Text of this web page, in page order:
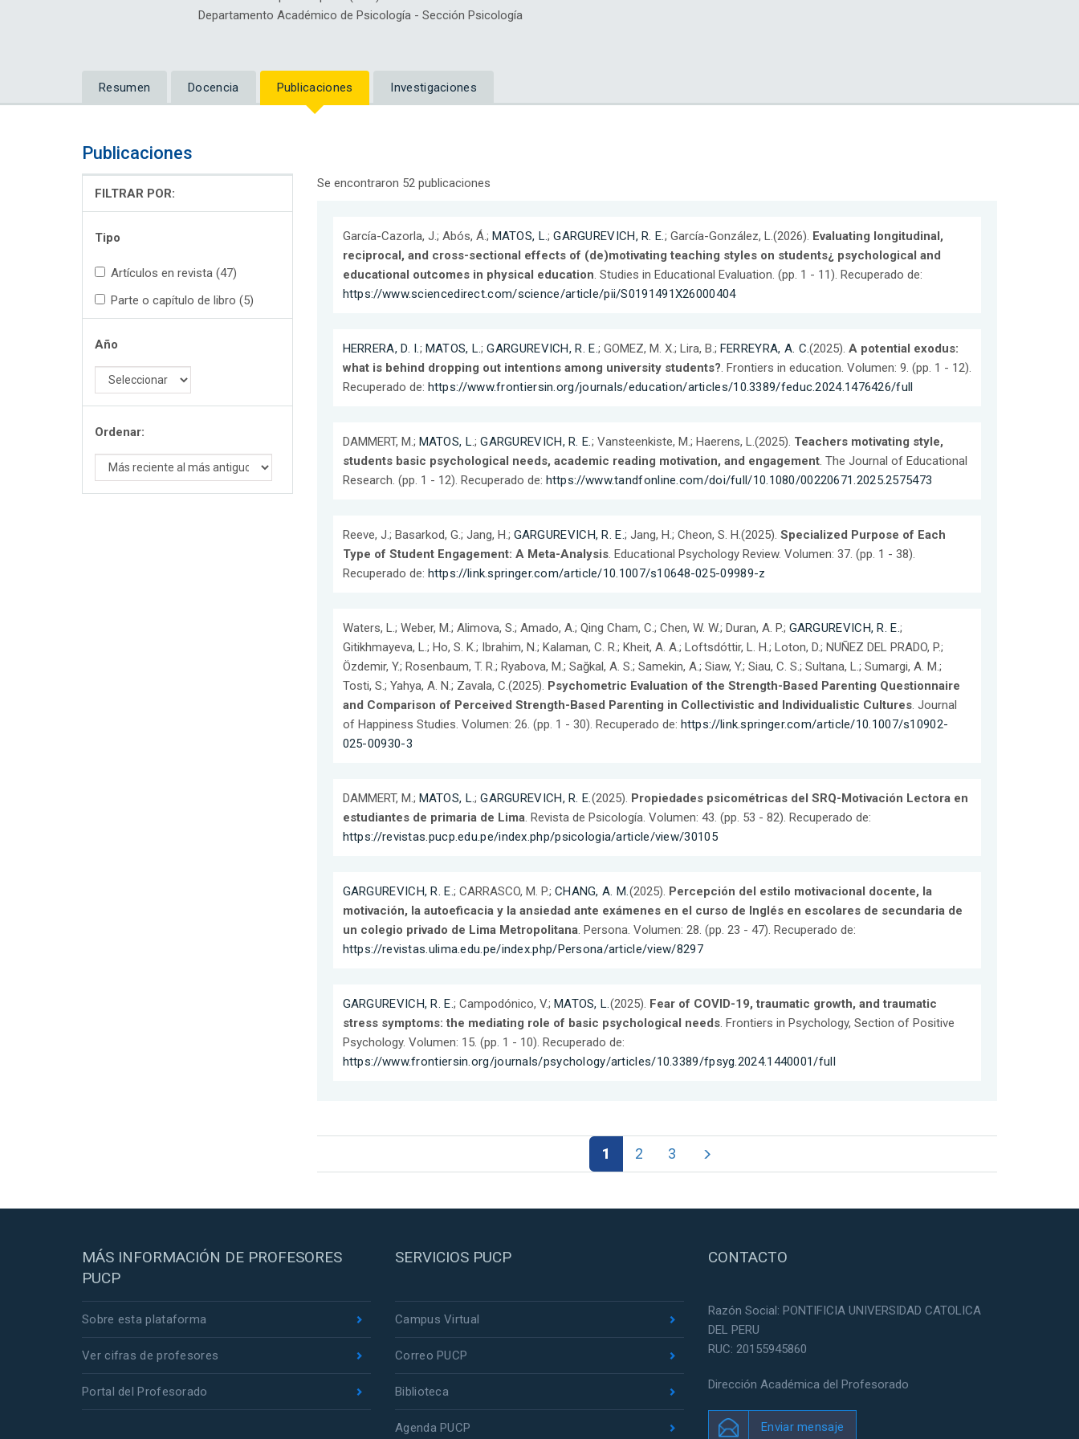
Departamento Académico de Psicología - Sección Psicología
Resumen Docencia Publicaciones Investigaciones
Publicaciones
FILTRAR POR:
Tipo
Artículos en revista (47)
Parte o capítulo de libro (5)
Año
Ordenar:
Se encontraron 52 publicaciones
García-Cazorla, J.; Abós, Á.; MATOS, L.;GARGUREVICH, R. E.; García-González, L.(2026). Evaluating longitudinal,
reciprocal, and cross-sectional effects of (de)motivating teaching styles on students¿ psychological and
educational outcomes in physical education. Studies in Educational Evaluation. (pp. 1 - 11). Recuperado de:
https://www.sciencedirect.com/science/article/pii/S0191491X26000404
HERRERA, D. I.; MATOS, L.;GARGUREVICH, R. E.; GOMEZ, M. X.; Lira, B.; FERREYRA, A. C.(2025).A potential exodus:
what is behind dropping out intentions among university students?. Frontiers in education. Volumen: 9. (pp. 1 - 12).
Recuperado de: https://www.frontiersin.org/journals/education/articles/10.3389/feduc.2024.1476426/full
DAMMERT, M.; MATOS, L.;GARGUREVICH, R. E.; Vansteenkiste, M.; Haerens, L.(2025). Teachers motivating style,
students basic psychological needs, academic reading motivation, and engagement. The Journal of Educational
Research. (pp. 1 - 12). Recuperado de: https://www.tandfonline.com/doi/full/10.1080/00220671.2025.2575473
Reeve, J.; Basarkod, G.; Jang, H.; GARGUREVICH, R. E.; Jang, H.; Cheon, S. H.(2025). Specialized Purpose of Each
Type of Student Engagement: A Meta-Analysis. Educational Psychology Review. Volumen: 37. (pp. 1 - 38).
Recuperado de: https://link.springer.com/article/10.1007/s10648-025-09989-z
Waters, L.; Weber, M.; Alimova, S.; Amado, A.; Qing Cham, C.; Chen, W. W.; Duran, A. P.; GARGUREVICH, R. E.;
Gitikhmayeva, L.; Ho, S. K.; Ibrahim, N.; Kalaman, C. R.; Kheit, A. A.; Loftsdóttir, L. H.; Loton, D.; NUÑEZ DEL PRADO, P.;
Özdemir, Y.; Rosenbaum, T. R.; Ryabova, M.; Sağkal, A. S.; Samekin, A.; Siaw, Y.; Siau, C. S.; Sultana, L.; Sumargi, A. M.;
Tosti, S.; Yahya, A. N.; Zavala, C.(2025). Psychometric Evaluation of the Strength-Based Parenting Questionnaire
and Comparison of Perceived Strength-Based Parenting in Collectivistic and Individualistic Cultures. Journal
of Happiness Studies. Volumen: 26. (pp. 1 - 30). Recuperado de: https://link.springer.com/article/10.1007/s10902-
025-00930-3
DAMMERT, M.; MATOS, L.;GARGUREVICH, R. E.(2025). Propiedades psicométricas del SRQ-Motivación Lectora en
estudiantes de primaria de Lima. Revista de Psicología. Volumen: 43. (pp. 53 - 82). Recuperado de:
https://revistas.pucp.edu.pe/index.php/psicologia/article/view/30105
GARGUREVICH, R. E.; CARRASCO, M. P.; CHANG, A. M.(2025). Percepción del estilo motivacional docente, la
motivación, la autoeficacia y la ansiedad ante exámenes en el curso de Inglés en escolares de secundaria de
un colegio privado de Lima Metropolitana. Persona. Volumen: 28. (pp. 23 - 47). Recuperado de:
https://revistas.ulima.edu.pe/index.php/Persona/article/view/8297
GARGUREVICH, R. E.; Campodónico, V.; MATOS, L.(2025). Fear of COVID-19, traumatic growth, and traumatic
stress symptoms: the mediating role of basic psychological needs. Frontiers in Psychology, Section of Positive
Psychology. Volumen: 15. (pp. 1 - 10). Recuperado de:
https://www.frontiersin.org/journals/psychology/articles/10.3389/fpsyg.2024.1440001/full
1 2 3
MÁS INFORMACIÓN DE PROFESORES
PUCP
Sobre esta plataforma
Ver cifras de profesores
Portal del Profesorado
SERVICIOS PUCP
Campus Virtual
Correo PUCP
Biblioteca
Agenda PUCP
CONTACTO
Razón Social: PONTIFICIA UNIVERSIDAD CATOLICA
DEL PERU
RUC: 20155945860
Dirección Académica del Profesorado
Enviar mensaje